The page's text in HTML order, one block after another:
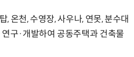
온천, 수영장, 사우나, 연못, 분수대
구·개발하여 공동주택과 건축물